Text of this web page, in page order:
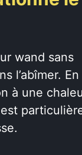
wand sans
l’abîmer. En
à une